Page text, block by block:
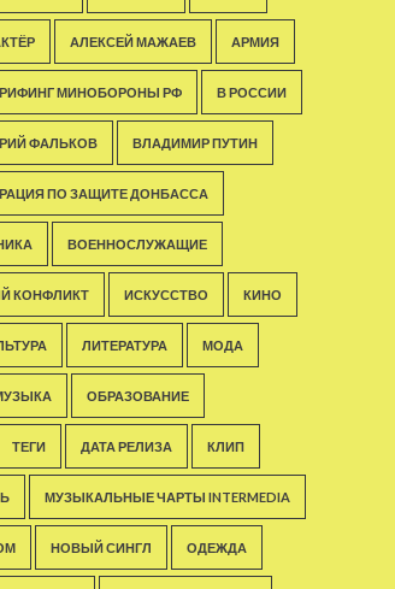
АЛЕКСЕЙ МАЖАЕВ АРМИЯ
МИНОБОРОНЫ РФ В РОССИИ
ФАЛЬКОВ ВЛАДИМИР ПУТИН
ПО ЗАЩИТЕ ДОНБАССА
ВОЕННОСЛУЖАЩИЕ
КОНФЛИКТ ИСКУССТВО КИНО
ЛИТЕРАТУРА МОДА
ОБРАЗОВАНИЕ
ТЕГИ ДАТА РЕЛИЗА КЛИП
МУЗЫКАЛЬНЫЕ ЧАРТЫ INTERMEDIA
НОВЫЙ СИНГЛ ОДЕЖДА